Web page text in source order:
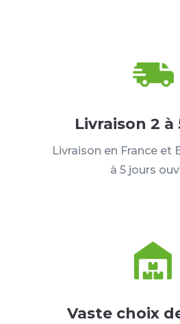
Livraison 2 à
Livraison en France et
à 5 jours
Vaste choix